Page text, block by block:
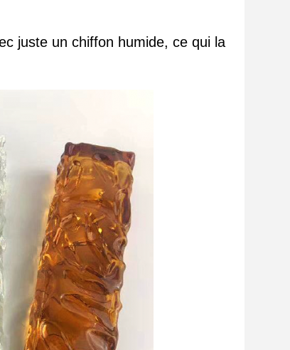
juste un chiffon humide, ce qui la